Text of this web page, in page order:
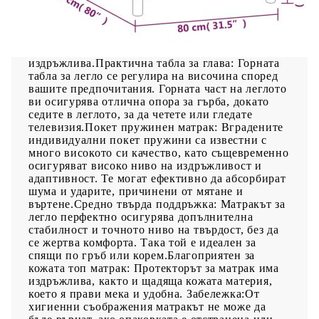
насладите на спокоен сън! Предлага ви
максимален релакс и приятен сън. Издържлива
издръжлива.Практична табла за глава: Горната
табла за легло се регулира на височина според
вашите предпочитания. Горната част на леглото
ви осигурява отлична опора за гърба, докато
седите в леглото, за да четете или гледате
телевизия.Покет пружинен матрак: Вградените
индивидуални покет пружини са известни с
много високото си качество, като същевременно
осигуряват високо ниво на издръжливост и
адаптивност. Те могат ефективно да абсорбират
шума и ударите, причинени от мятане и
въртене.Средно твърда поддръжка: Матракът за
легло перфектно осигурява допълнителна
стабилност и точното ниво на твърдост, без да
се жертва комфорта. Така той е идеален за
спящи по гръб или корем.Благоприятен за
кожата топ матрак: Протекторът за матрак има
издръжлива, както и щадяща кожата материя,
което я прави мека и удобна. Забележка:От
хигиенни съображения матракът не може да